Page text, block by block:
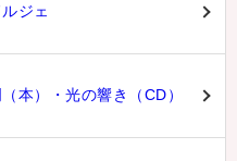
ジェ
本）・光の響き（CD）